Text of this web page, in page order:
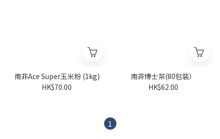
南非Ace Super玉米粉 (1kg)
HK$70.00
南非博士茶(80包裝）
HK$62.00
1